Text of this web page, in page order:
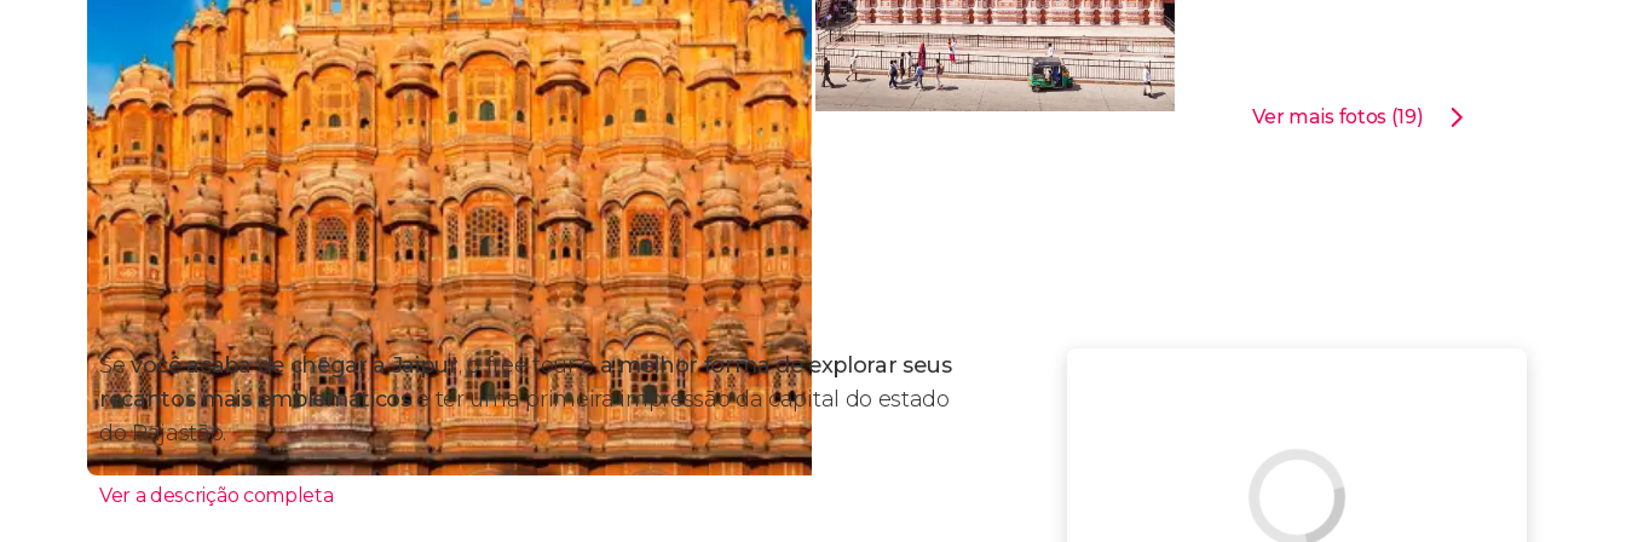
Ver mais fotos (19)
Sevocê acaba de chegar a Jaipur, o free tour éa melhor forma de explorar seus
recantos mais emblemáticose ter uma primeira impressão da capital do estado
do Rajastão.
Ver a descrição completa